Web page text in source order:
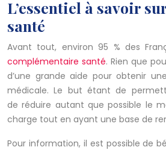
L’essentiel à savoir
santé
Avant tout, environ 95 % des
complémentaire santé. Rien que
d’une grande aide pour obtenir
médicale. Le but étant de
de réduire autant que possible le
charge tout en ayant une base de
Pour information, il est possible de